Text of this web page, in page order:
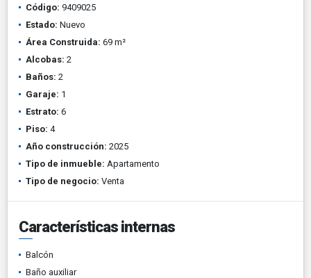
Código: 9409025
Estado: Nuevo
Área Construida: 69 m²
Alcobas: 2
Baños: 2
Garaje: 1
Estrato: 6
Piso: 4
Año construcción: 2025
Tipo de inmueble: Apartamento
Tipo de negocio: Venta
Características internas
Balcón
Baño auxiliar